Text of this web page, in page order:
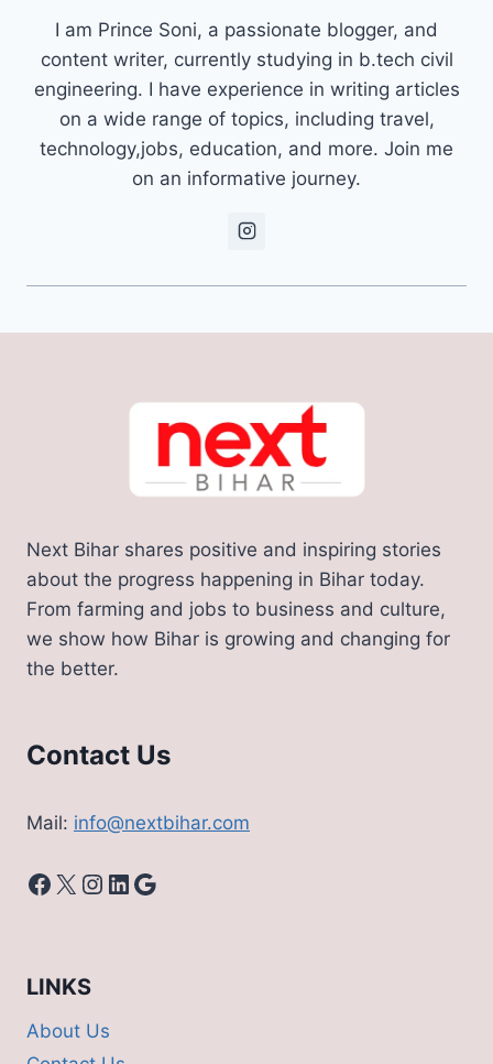
I am Prince Soni, a passionate blogger, and
content writer, currently studying in b.tech civil
engineering. I have experience in writing articles
on a wide range of topics, including travel,
technology,jobs, education, and more. Join me
on an informative journey.
Next Bihar shares positive and inspiring stories
about the progress happening in Bihar today.
From farming and jobs to business and culture,
we show how Bihar is growing and changing for
the better.
Contact Us
Mail: info@nextbihar.com
Facebook
X Instagram
LinkedIn
Google
LINKS
About Us